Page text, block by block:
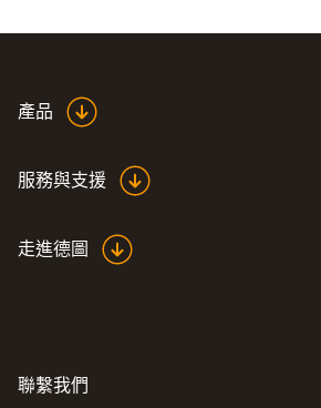
產品
服務與支援
走進德圖
聯繫我們